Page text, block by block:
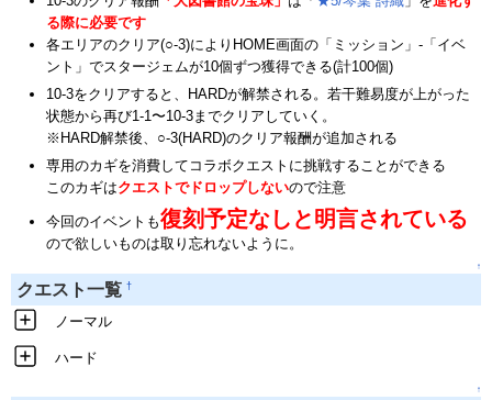
る際に必要です
各エリアのクリア(○-3)によりHOME画面の「ミッション」-「イベ
ント」でスタージェムが10個ずつ獲得できる(計100個)
10-3をクリアすると、HARDが解禁される。若干難易度が上がった
状態から再び1-1〜10-3までクリアしていく。
※HARD解禁後、○-3(HARD)のクリア報酬が追加される
専用のカギを消費してコラボクエストに挑戦することができる
このカギはクエストでドロップしないので注意
今回のイベントも復刻予定なしと明言されている
ので欲しいものは取り忘れないように。
↑
クエスト一覧 †
ノーマル
ハード
↑